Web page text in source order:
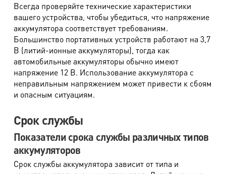
Всегда проверяйте технические характеристики
вашего устройства, чтобы убедиться, что напряжение
аккумулятора соответствует требованиям.
Большинство портативных устройств работают на 3,7
В (литий-ионные аккумуляторы), тогда как
автомобильные аккумуляторы обычно имеют
напряжение 12 В. Использование аккумулятора с
неправильным напряжением может привести к сбоям
и опасным ситуациям.
Срок службы
Показатели срока службы различных типов
аккумуляторов
Срок службы аккумулятора зависит от типа и